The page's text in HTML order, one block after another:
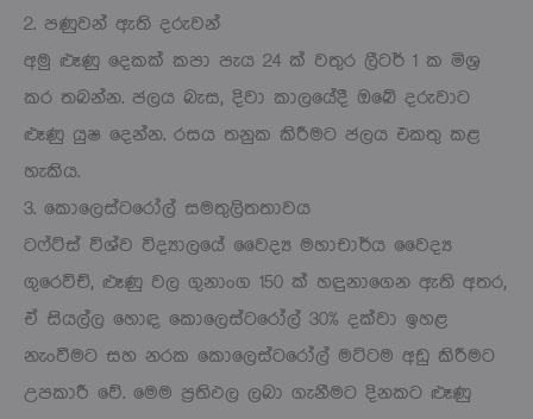
2. පණුවන් ඇති දරුවන්
අමු ළූණු දෙකක් කපා පැය 24 ක් වතුර ලීටර් 1 ක මිශ්‍ර
කර තබන්න. ජලය බැස, දිවා කාලයේදී ඔබේ දරුවාට
ළූණු යුෂ දෙන්න. රසය තනුක කිරීමට ජලය එකතු කළ
හැකිය.
3. කොලෙස්ටරෝල් සමතුලිතතාවය
ටෆ්ට්ස් විශ්ව විද්‍යාලයේ වෛද්‍ය මහාචාර්ය වෛද්‍ය
ගුරෙවිච්, ළූණු වල ගුනාංග 150 ක් හඳුනාගෙන ඇති අතර,
ඒ සියල්ල හොඳ කොලෙස්ටරෝල් 30% දක්වා ඉහළ
නැංවීමට සහ නරක කොලෙස්ටරෝල් මට්ටම අඩු කිරීමට
උපකාරී වේ. මෙම ප්‍රතිඵල ලබා ගැනීමට දිනකට ළූණු